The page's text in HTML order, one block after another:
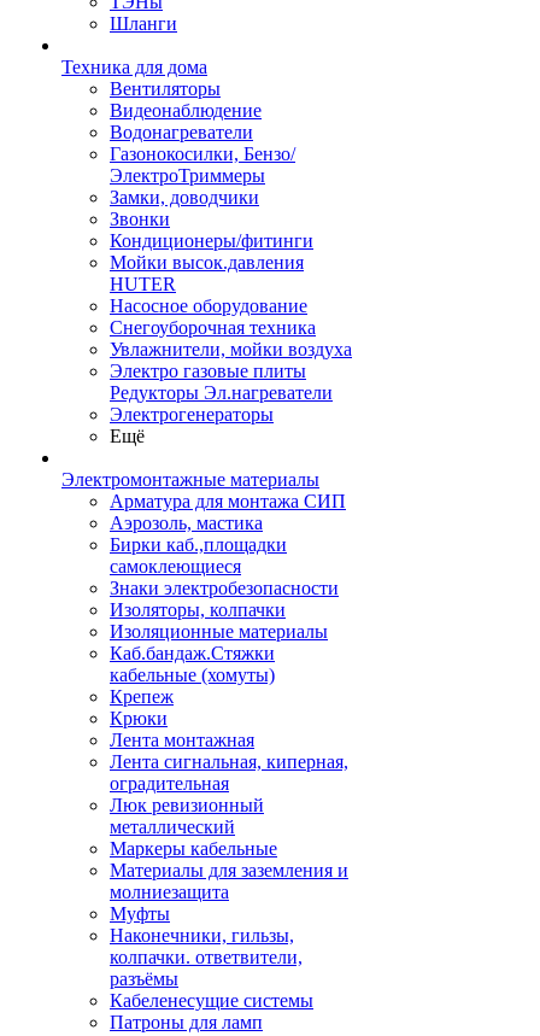
Шланги
Техника для дома
Вентиляторы
Видеонаблюдение
Водонагреватели
Газонокосилки, Бензо/
ЭлектроТриммеры
Замки, доводчики
Звонки
Кондиционеры/фитинги
Мойки высок.давления
HUTER
Насосное оборудование
Снегоуборочная техника
Увлажнители, мойки воздуха
Электро газовые плиты
Редукторы Эл.нагреватели
Электрогенераторы
Ещё
Электромонтажные материалы
Арматура для монтажа СИП
Аэрозоль, мастика
Бирки каб.,площадки
самоклеющиеся
Знаки электробезопасности
Изоляторы, колпачки
Изоляционные материалы
Каб.бандаж.Стяжки
кабельные (хомуты)
Крепеж
Крюки
Лента монтажная
Лента сигнальная, киперная,
оградительная
Люк ревизионный
металлический
Маркеры кабельные
Материалы для заземления и
молниезащита
Муфты
Наконечники, гильзы,
колпачки. ответвители,
разъёмы
Кабеленесущие системы
Патроны для ламп